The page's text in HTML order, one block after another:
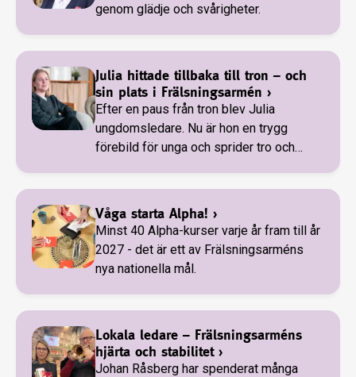
genom glädje och svårigheter.
Julia hittade tillbaka till tron – och
sin plats i Frälsningsarmén ›
Efter en paus från tron blev Julia
ungdomsledare. Nu är hon en trygg
förebild för unga och sprider tro och
Våga starta Alpha! ›
Minst 40 Alpha-kurser varje år fram till år
2027 - det är ett av Frälsningsarméns
nya nationella mål.
Lokala ledare – Frälsningsarméns
hjärta och stabilitet›
Johan Råsberg har spenderat många